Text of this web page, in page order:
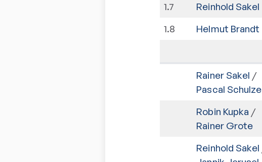
1.7 Reinhold Sakel
1.8 Helmut Brandt
Rainer Sakel /
Pascal Schulze
Robin Kupka /
Rainer Grote
Reinhold Sakel